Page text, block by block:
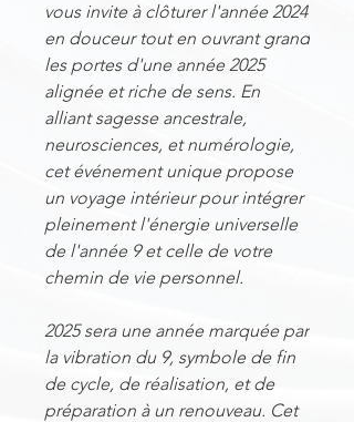
vous invite à clôturer l'année 2024
en douceur tout en ouvrant grand
les portes d'une année 2025
alignée et riche de sens. En
alliant sagesse ancestrale,
neurosciences, et numérologie,
cet événement unique propose
un voyage intérieur pour intégrer
pleinement l'énergie universelle
de l'année 9 et celle de votre
chemin de vie personnel.
2025 sera une année marquée par
la vibration du 9, symbole de fin
de cycle, de réalisation, et de
préparation à un renouveau. Cet